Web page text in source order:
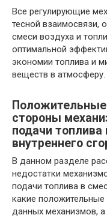
Все регулирующие
тесной взаимосвязи,
смеси воздуха и
оптимальной
экономии топлива и
веществ в атмосферу.
стороны
подачи топлива
внутреннего
В данном разделе
недостатки
подачи топлива в
какие
данных механизмов, а